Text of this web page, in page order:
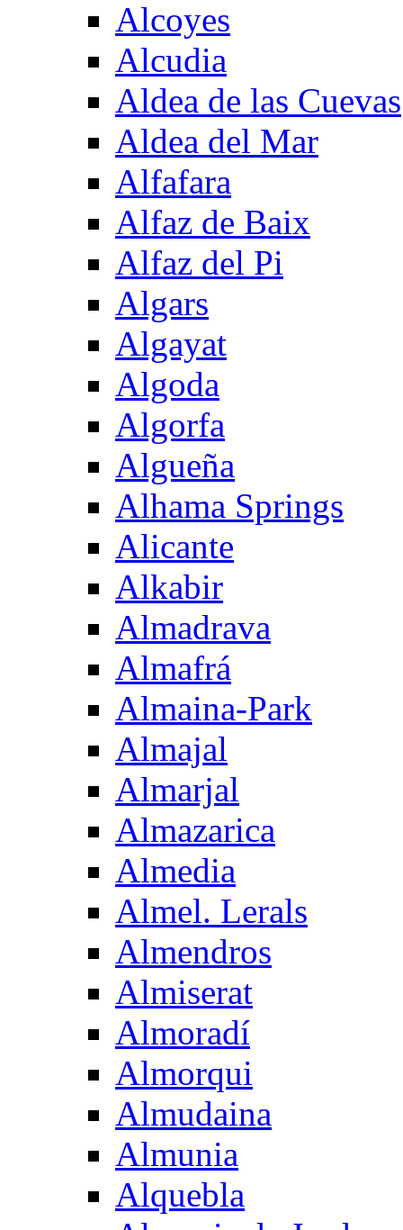
Alcoyes
Alcudia
Aldea de las Cuevas
Aldea del Mar
Alfafara
Alfaz de Baix
Alfaz del Pi
Algars
Algayat
Algoda
Algorfa
Algueña
Alhama Springs
Alicante
Alkabir
Almadrava
Almafrá
Almaina-Park
Almajal
Almarjal
Almazarica
Almedia
Almel. Lerals
Almendros
Almiserat
Almoradí
Almorqui
Almudaina
Almunia
Alquebla